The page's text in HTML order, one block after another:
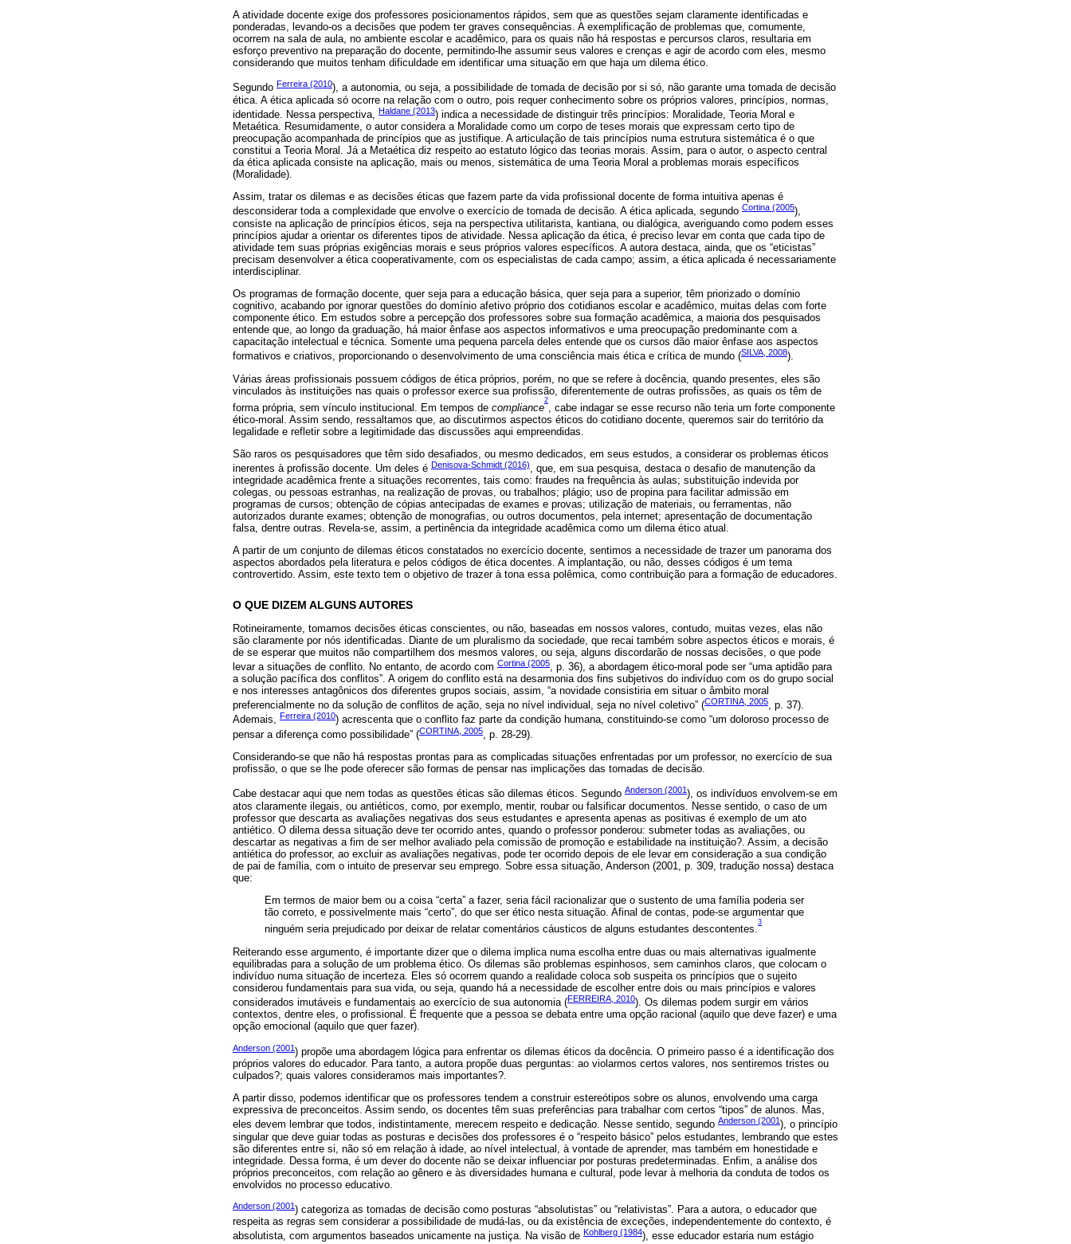
A atividade docente exige dos professores posicionamentos rápidos, sem que as questões sejam claramente identificadas e
ponderadas, levando-os a decisões que podem ter graves consequências. A exemplificação de problemas que, comumente,
ocorrem na sala de aula, no ambiente escolar e acadêmico, para os quais não há respostas e percursos claros, resultaria em
esforço preventivo na preparação do docente, permitindo-lhe assumir seus valores e crenças e agir de acordo com eles, mesmo
considerando que muitos tenham dificuldade em identificar uma situação em que haja um dilema ético.
Segundo Ferreira (2010), a autonomia, ou seja, a possibilidade de tomada de decisão por si só, não garante uma tomada de decisão
ética. A ética aplicada só ocorre na relação com o outro, pois requer conhecimento sobre os próprios valores, princípios, normas,
identidade. Nessa perspectiva, Haldane (2013) indica a necessidade de distinguir três princípios: Moralidade, Teoria Moral e
Metaética. Resumidamente, o autor considera a Moralidade como um corpo de teses morais que expressam certo tipo de
preocupação acompanhada de princípios que as justifique. A articulação de tais princípios numa estrutura sistemática é o que
constitui a Teoria Moral. Já a Metaética diz respeito ao estatuto lógico das teorias morais. Assim, para o autor, o aspecto central
da ética aplicada consiste na aplicação, mais ou menos, sistemática de uma Teoria Moral a problemas morais específicos
(Moralidade).
Assim, tratar os dilemas e as decisões éticas que fazem parte da vida profissional docente de forma intuitiva apenas é
desconsiderar toda a complexidade que envolve o exercício de tomada de decisão. A ética aplicada, segundo Cortina (2005),
consiste na aplicação de princípios éticos, seja na perspectiva utilitarista, kantiana, ou dialógica, averiguando como podem esses
princípios ajudar a orientar os diferentes tipos de atividade. Nessa aplicação da ética, é preciso levar em conta que cada tipo de
atividade tem suas próprias exigências morais e seus próprios valores específicos. A autora destaca, ainda, que os “eticistas”
precisam desenvolver a ética cooperativamente, com os especialistas de cada campo; assim, a ética aplicada é necessariamente
interdisciplinar.
Os programas de formação docente, quer seja para a educação básica, quer seja para a superior, têm priorizado o domínio
cognitivo, acabando por ignorar questões do domínio afetivo próprio dos cotidianos escolar e acadêmico, muitas delas com forte
componente ético. Em estudos sobre a percepção dos professores sobre sua formação acadêmica, a maioria dos pesquisados
entende que, ao longo da graduação, há maior ênfase aos aspectos informativos e uma preocupação predominante com a
capacitação intelectual e técnica. Somente uma pequena parcela deles entende que os cursos dão maior ênfase aos aspectos
formativos e criativos, proporcionando o desenvolvimento de uma consciência mais ética e crítica de mundo (SILVA, 2008).
Várias áreas profissionais possuem códigos de ética próprios, porém, no que se refere à docência, quando presentes, eles são
vinculados às instituições nas quais o professor exerce sua profissão, diferentemente de outras profissões, as quais os têm de
forma própria, sem vínculo institucional. Em tempos de compliance
2
, cabe indagar se esse recurso não teria um forte componente
ético-moral. Assim sendo, ressaltamos que, ao discutirmos aspectos éticos do cotidiano docente, queremos sair do território da
legalidade e refletir sobre a legitimidade das discussões aqui empreendidas.
São raros os pesquisadores que têm sido desafiados, ou mesmo dedicados, em seus estudos, a considerar os problemas éticos
inerentes à profissão docente. Um deles é Denisova-Schmidt (2016), que, em sua pesquisa, destaca o desafio de manutenção da
integridade acadêmica frente a situações recorrentes, tais como: fraudes na frequência às aulas; substituição indevida por
colegas, ou pessoas estranhas, na realização de provas, ou trabalhos; plágio; uso de propina para facilitar admissão em
programas de cursos; obtenção de cópias antecipadas de exames e provas; utilização de materiais, ou ferramentas, não
autorizados durante exames; obtenção de monografias, ou outros documentos, pela internet; apresentação de documentação
falsa, dentre outras. Revela-se, assim, a pertinência da integridade acadêmica como um dilema ético atual.
A partir de um conjunto de dilemas éticos constatados no exercício docente, sentimos a necessidade de trazer um panorama dos
aspectos abordados pela literatura e pelos códigos de ética docentes. A implantação, ou não, desses códigos é um tema
controvertido. Assim, este texto tem o objetivo de trazer à tona essa polêmica, como contribuição para a formação de educadores.
O QUE DIZEM ALGUNS AUTORES
Rotineiramente, tomamos decisões éticas conscientes, ou não, baseadas em nossos valores, contudo, muitas vezes, elas não
são claramente por nós identificadas. Diante de um pluralismo da sociedade, que recai também sobre aspectos éticos e morais, é
de se esperar que muitos não compartilhem dos mesmos valores, ou seja, alguns discordarão de nossas decisões, o que pode
levar a situações de conflito. No entanto, de acordo com Cortina (2005
, p. 36), a abordagem ético-moral pode ser “uma aptidão para
a solução pacífica dos conflitos”. A origem do conflito está na desarmonia dos fins subjetivos do indivíduo com os do grupo social
e nos interesses antagônicos dos diferentes grupos sociais, assim, “a novidade consistiria em situar o âmbito moral
preferencialmente no da solução de conflitos de ação, seja no nível individual, seja no nível coletivo” (CORTINA, 2005, p. 37).
Ademais, Ferreira (2010) acrescenta que o conflito faz parte da condição humana, constituindo-se como “um doloroso processo de
pensar a diferença como possibilidade” (CORTINA, 2005, p. 28-29).
Considerando-se que não há respostas prontas para as complicadas situações enfrentadas por um professor, no exercício de sua
profissão, o que se lhe pode oferecer são formas de pensar nas implicações das tomadas de decisão.
Cabe destacar aqui que nem todas as questões éticas são dilemas éticos. Segundo Anderson (2001), os indivíduos envolvem-se em
atos claramente ilegais, ou antiéticos, como, por exemplo, mentir, roubar ou falsificar documentos. Nesse sentido, o caso de um
professor que descarta as avaliações negativas dos seus estudantes e apresenta apenas as positivas é exemplo de um ato
antiético. O dilema dessa situação deve ter ocorrido antes, quando o professor ponderou: submeter todas as avaliações, ou
descartar as negativas a fim de ser melhor avaliado pela comissão de promoção e estabilidade na instituição?. Assim, a decisão
antiética do professor, ao excluir as avaliações negativas, pode ter ocorrido depois de ele levar em consideração a sua condição
de pai de família, com o intuito de preservar seu emprego. Sobre essa situação, Anderson (2001, p. 309, tradução nossa) destaca
que:
Em termos de maior bem ou a coisa “certa” a fazer, seria fácil racionalizar que o sustento de uma família poderia ser
tão correto, e possivelmente mais “certo”, do que ser ético nesta situação. Afinal de contas, pode-se argumentar que
ninguém seria prejudicado por deixar de relatar comentários cáusticos de alguns estudantes descontentes.
3
Reiterando esse argumento, é importante dizer que o dilema implica numa escolha entre duas ou mais alternativas igualmente
equilibradas para a solução de um problema ético. Os dilemas são problemas espinhosos, sem caminhos claros, que colocam o
indivíduo numa situação de incerteza. Eles só ocorrem quando a realidade coloca sob suspeita os princípios que o sujeito
considerou fundamentais para sua vida, ou seja, quando há a necessidade de escolher entre dois ou mais princípios e valores
considerados imutáveis e fundamentais ao exercício de sua autonomia (FERREIRA, 2010). Os dilemas podem surgir em vários
contextos, dentre eles, o profissional. É frequente que a pessoa se debata entre uma opção racional (aquilo que deve fazer) e uma
opção emocional (aquilo que quer fazer).
Anderson (2001) propõe uma abordagem lógica para enfrentar os dilemas éticos da docência. O primeiro passo é a identificação dos
próprios valores do educador. Para tanto, a autora propõe duas perguntas: ao violarmos certos valores, nos sentiremos tristes ou
culpados?; quais valores consideramos mais importantes?.
A partir disso, podemos identificar que os professores tendem a construir estereótipos sobre os alunos, envolvendo uma carga
expressiva de preconceitos. Assim sendo, os docentes têm suas preferências para trabalhar com certos “tipos” de alunos. Mas,
eles devem lembrar que todos, indistintamente, merecem respeito e dedicação. Nesse sentido, segundo Anderson (2001 ), o princípio
singular que deve guiar todas as posturas e decisões dos professores é o “respeito básico” pelos estudantes, lembrando que estes
são diferentes entre si, não só em relação à idade, ao nível intelectual, à vontade de aprender, mas também em honestidade e
integridade. Dessa forma, é um dever do docente não se deixar influenciar por posturas predeterminadas. Enfim, a análise dos
próprios preconceitos, com relação ao gênero e às diversidades humana e cultural, pode levar à melhoria da conduta de todos os
envolvidos no processo educativo.
Anderson (2001) categoriza as tomadas de decisão como posturas “absolutistas” ou “relativistas”. Para a autora, o educador que
respeita as regras sem considerar a possibilidade de mudá-las, ou da existência de exceções, independentemente do contexto, é
absolutista, com argumentos baseados unicamente na justiça. Na visão de Kohlberg (1984), esse educador estaria num estágio